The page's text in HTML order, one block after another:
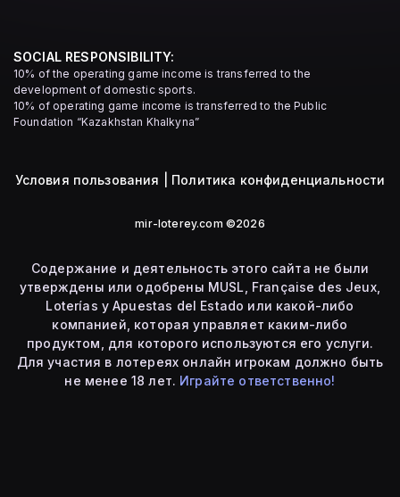
SOCIAL RESPONSIBILITY:
10% of the operating game income is transferred to the
development of domestic sports.
10% of operating game income is transferred to the Public
Foundation “Kazakhstan Khalkyna”
Условия пользования Политика конфиденциальности
mir-loterey.com ©2026
Содержание и деятельность этого сайта не были
утверждены или одобрены MUSL, Française des Jeux,
Loterías y Apuestas del Estado или какой-либо
компанией, которая управляет каким-либо
продуктом, для которого используются его услуги.
Для участия в лотереях онлайн игрокам должно быть
не менее 18 лет. Играйте ответственно!